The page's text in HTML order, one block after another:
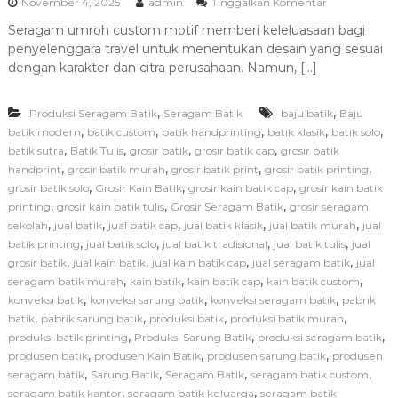
i
d
a
s
M
e
i
l
i
h
P
d
u
s
e
n
Seragam umroh custom motif memberi keleluasaan bagi
penyelenggara travel untuk menentukan desain yang sesuai
dengan karakter dan citra perusahaan. Namun, […]
Produksi Seragam Batik, Seragam Batik baju batik, Baju
batik modern, batik custom, batik handprinting, batik klasik, batik solo,
batik sutra, Batik Tulis, grosir batik, grosir batik cap, grosir batik
handprint, grosir batik murah, grosir batik print, grosir batik printing,
grosir batik solo, Grosir Kain Batik, grosir kain batik cap, grosir kain batik
printing, grosir kain batik tulis, Grosir Seragam Batik, grosir seragam
sekolah, jual batik, jual batik cap, jual batik klasik, jual batik murah, jual
batik printing, jual batik solo, jual batik tradisional, jual batik tulis, jual
grosir batik, jual kain batik, jual kain batik cap, jual seragam batik, jual
seragam batik murah, kain batik, kain batik cap, kain batik custom,
konveksi batik, konveksi sarung batik, konveksi seragam batik, pabrik
batik, pabrik sarung batik, produksi batik, produksi batik murah,
produksi batik printing, Produksi Sarung Batik, produksi seragam batik,
produsen batik, produsen Kain Batik, produsen sarung batik, produsen
seragam batik, Sarung Batik, Seragam Batik, seragam batik custom,
seragam batik kantor, seragam batik keluarga, seragam batik